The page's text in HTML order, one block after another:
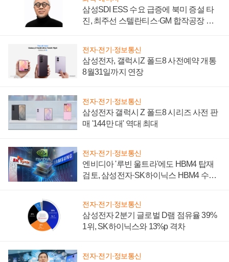
삼성SDI ESS 수요 급증에 북미 증설 타
진, 최주선 스텔란티스·GM 합작공장 건
전자·전기·정보통신
삼성전자, 갤럭시Z 폴드8 사전예약 개통
8월31일까지 연장
전자·전기·정보통신
삼성전자 갤럭시 Z 폴드8 시리즈 사전 판
매 '144만 대' 역대 최대
전자·전기·정보통신
엔비디아 '루빈 울트라'에도 HBM4 탑재
검토, 삼성전자·SK하이닉스 HBM4 수율
전자·전기·정보통신
삼성전자 2분기 글로벌 D램 점유율 39%
1위, SK하이닉스와 13%p 격차
전자·전기·정보통신